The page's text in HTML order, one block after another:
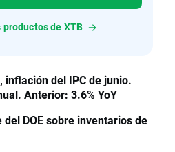
productos de XTB
inflación del IPC de junio.
Anterior: 3.6% YoY
DOE sobre inventarios de